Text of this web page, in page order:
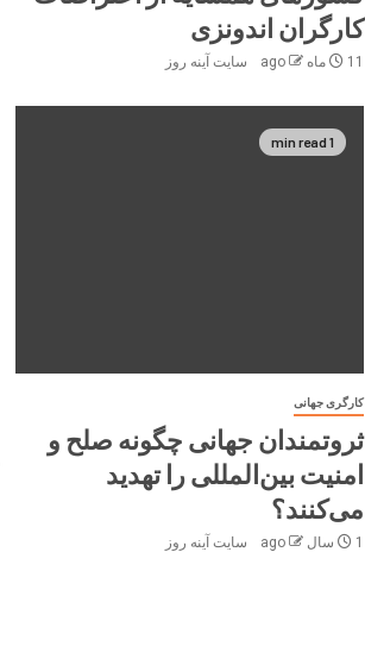
کارگران اندونزی
11 ماه ago سایت آینه‌ روز
1 min read
کارگری جهانی
ثروتمندان جهانی چگونه صلح و
امنیت بین‌المللی را تهدید
می‌کنند؟
1 سال ago سایت آینه‌ روز